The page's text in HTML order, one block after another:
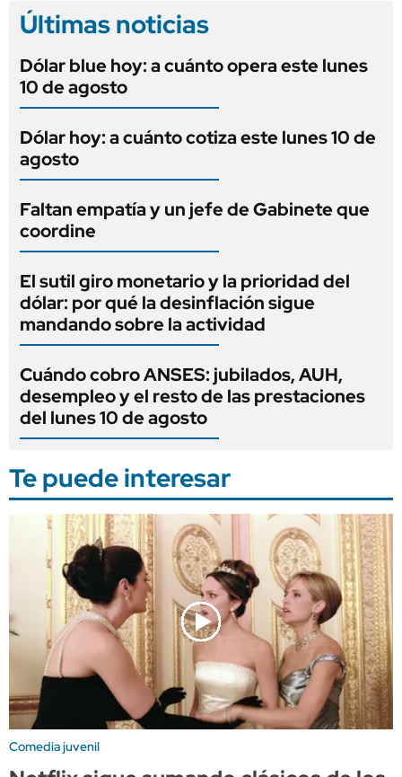
Últimas noticias
Dólar blue hoy: a cuánto opera este lunes
10 de agosto
Dólar hoy: a cuánto cotiza este lunes 10 de
agosto
Faltan empatía y un jefe de Gabinete que
coordine
El sutil giro monetario y la prioridad del
dólar: por qué la desinflación sigue
mandando sobre la actividad
Cuándo cobro ANSES: jubilados, AUH,
desempleo y el resto de las prestaciones
del lunes 10 de agosto
Te puede interesar
Comedia juvenil